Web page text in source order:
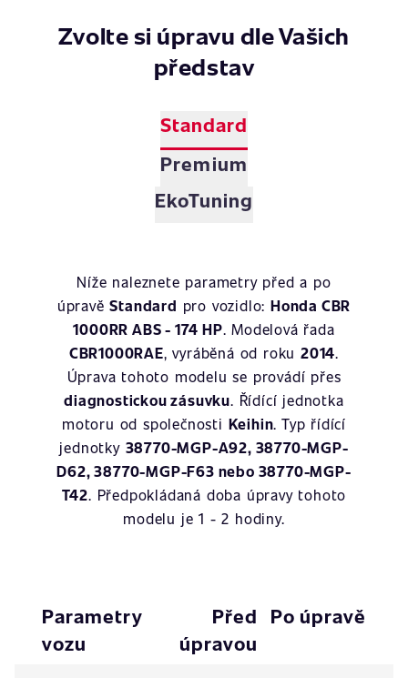
Zvolte si úpravu dle Vašich
představ
Standard
Premium
EkoTuning
Níže naleznete parametry před a po
úpravěStandard pro vozidlo: Honda CBR
1000RR ABS - 174 HP. Modelová řada
CBR1000RAE, vyráběná od roku2014.
Úprava tohoto modelu se provádí přes
diagnostickou zásuvku. Řídící jednotka
motoru od společnosti Keihin. Typ řídící
jednotky 38770-MGP-A92, 38770-MGP-
D62, 38770-MGP-F63 nebo 38770-MGP-
T42. Předpokládaná doba úpravy tohoto
modelu je 1 - 2 hodiny.
Parametry
vozu
Před
úpravou
Po úpravě